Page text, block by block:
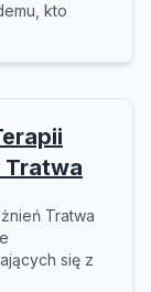
kto
Tratwa
Tratwa
się z